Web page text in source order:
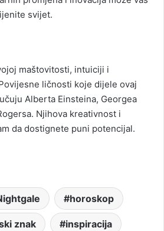
svijet.
maštovitosti, intuiciji i
ličnosti koje dijele ovaj
Alberta Einsteina, Georgea
Njihova kreativnost i
da dostignete puni potencijal.
horoskop
znak inspiracija